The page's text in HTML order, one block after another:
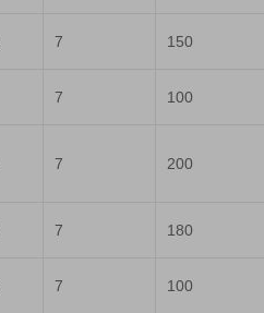
7 150
7 100
7 200
7 180
7 100